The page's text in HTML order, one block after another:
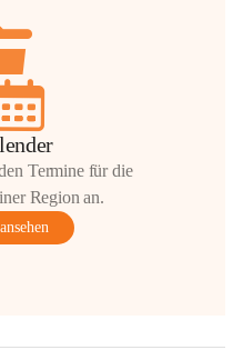
Termine für die
Region an.